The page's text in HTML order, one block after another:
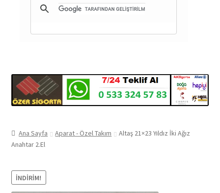
Ana Sayfa Aparat - Özel Takım
Altaş 21×23 Yıldız İki Ağız
Anahtar 2.El
İNDIRIM!